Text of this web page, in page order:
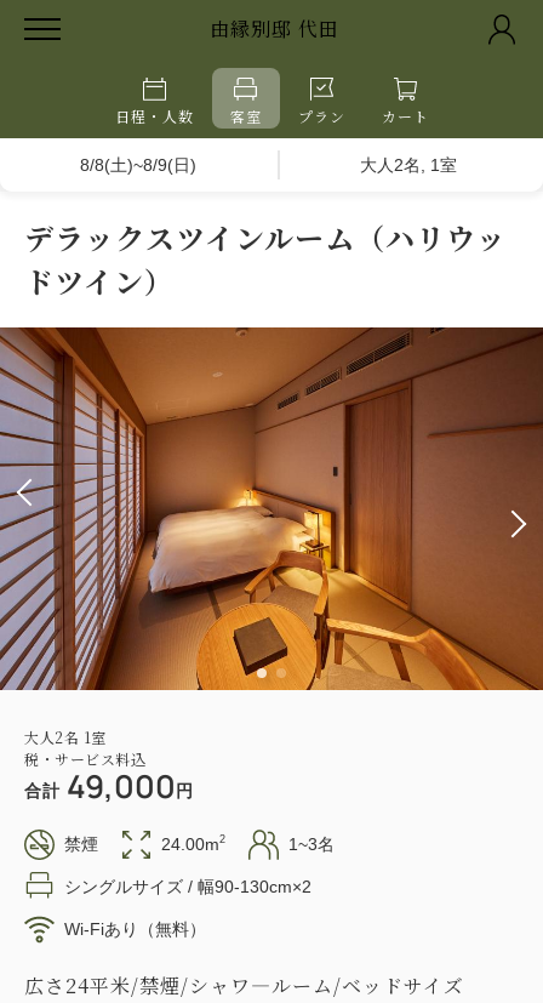
由縁別邸 代田
日程・人数 客室 プラン カート
8/8(土)~8/9(日) 大人2名, 1室
デラックスツインルーム（ハリウッ
ドツイン）
大人2名 1室
税・サービス料込
合計 49,000 円
禁煙 24.00m2 1~3名
シングルサイズ / 幅90-130cm×2
Wi-Fiあり（無料）
広さ24平米/禁煙/シャワ―ルーム/ベッドサイズ